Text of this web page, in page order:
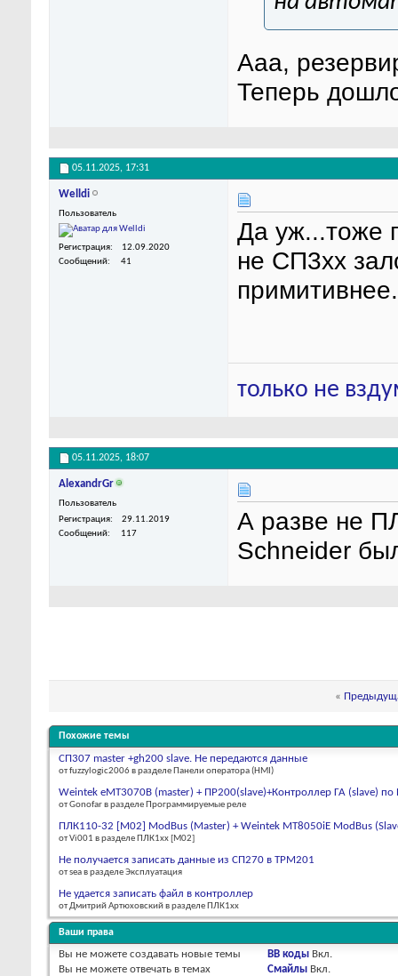
Ааа,
Теперь
05.11.2025, 17:31
Welldi
Пользователь
Регистрация
12.09.2020
Сообщений
41
Да уж...тоже
не СП3хх
примитивнее.
только не
05.11.2025, 18:07
AlexandrGr
Пользователь
Регистрация
29.11.2019
Сообщений
117
А разве не
Schneider
«
Похожие темы
СП307 master +gh200 slave. Не передаются данные
от fuzzylogic2006 в разделе Панели оператора (HMI)
Weintek eMT3070B (master) + ПР200(slave)+Контроллер ГА (slave) по
от Gonofar в разделе Программируемые реле
ПЛК110-32 [M02] ModBus (Master) + Weintek MT8050iE ModBus
от Vi001 в разделе ПЛК1хх [М02]
Не получается записать данные из СП270 в ТРМ201
от sea в разделе Эксплуатация
Не удается записать файл в контроллер
от Дмитрий Артюховский в разделе ПЛК1хх
Ваши права
Вы не можете создавать новые темы
Вы не можете отвечать в темах
BB коды Вкл.
Смайлы Вкл.